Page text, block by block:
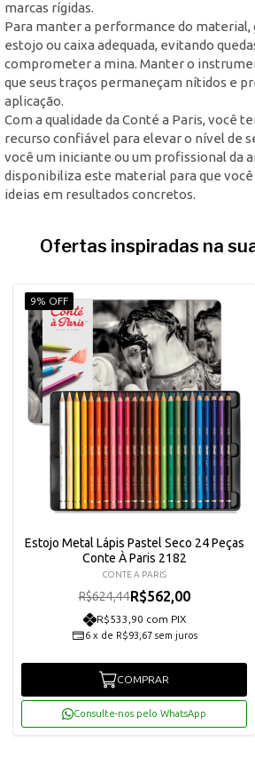
marcas rígidas.
Para manter a performance do material,
estojo ou caixa adequada, evitando
comprometer a mina. Manter o
que seus traços permaneçam nítidos e
aplicação.
Com a qualidade da Conté a Paris, você
recurso confiável para elevar o nível de
você um iniciante ou um profissional da
disponibiliza este material para que
ideias em resultados concretos.
Ofertas inspiradas na
9% OFF
Estojo Metal Lápis Pastel Seco 24 Peças
Conte À Paris 2182
CONTE A PARIS
R$624,44R$562,00
R$533,90 com PIX
6 x de R$93,67 sem juros
COMPRAR
Consulte-nos pelo WhatsApp